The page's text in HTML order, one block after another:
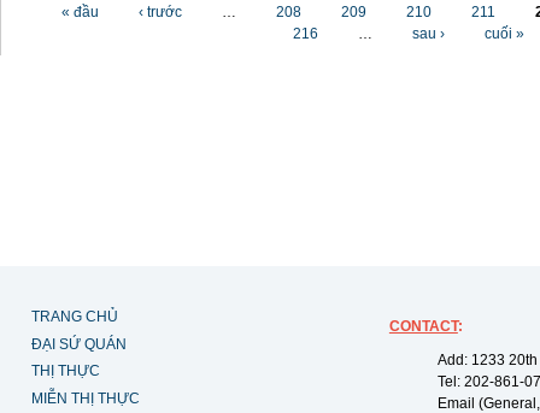
« đầu ‹ trước … 208 209 210 211
216
… sau › cuối »
TRANG CHỦ
ĐẠI SỨ QUÁN
THỊ THỰC
MIỄN THỊ THỰC
CONTACT:
Add: 1233
Tel: 202-861-
Email